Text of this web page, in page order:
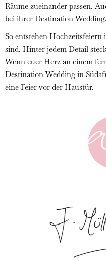
Räume zueinander passen.
bei ihrer Destination Wedding.
So entstehen
sind. Hinter jedem Detail
Wenn euer Herz an einem
Destination Wedding in
eine Feier vor der Haustür.